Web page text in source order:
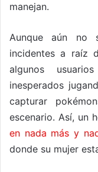
manejan.
Aunque aún no
incidentes a raíz
algunos
inesperados
capturar
escenario. Así, un
en nada más y
donde su mujer